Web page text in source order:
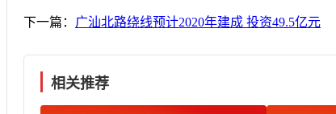
下一篇： 广汕北路绕线预计2020年建成 投资49.5亿元
相关推荐